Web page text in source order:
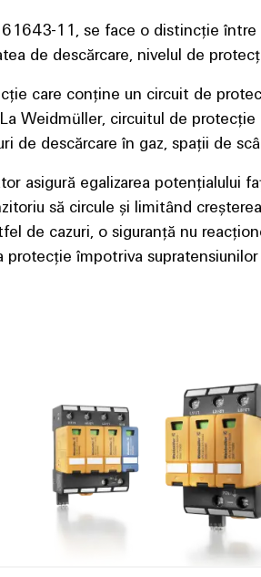
11, se face o distincție
de descărcare, nivelul de
care conține un circuit de
Weidmüller, circuitul de
de descărcare în gaz, spații de
asigură egalizarea potențialului
să circule și limitând
de cazuri, o siguranță nu
protecție împotriva